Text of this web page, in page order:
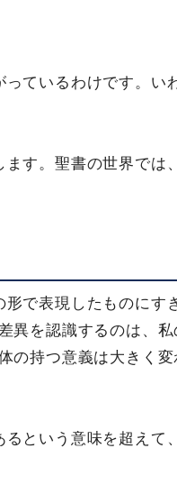
ているわけです。い
す。聖書の世界では
で表現したものにす
異を認識するのは、私
の持つ意義は大きく変
るという意味を超えて